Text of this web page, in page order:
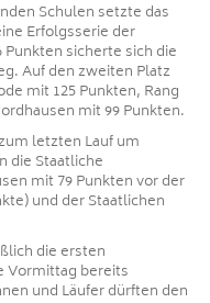
Schulen setzte das
Erfolgsserie der
sicherte sich die
Auf den zweiten Platz
mit 125 Punkten, Rang
mit 99 Punkten.
letzten Lauf um
die Staatliche
mit 79 Punkten vor der
und der Staatlichen
die ersten
Vormittag bereits
und Läufer dürften den